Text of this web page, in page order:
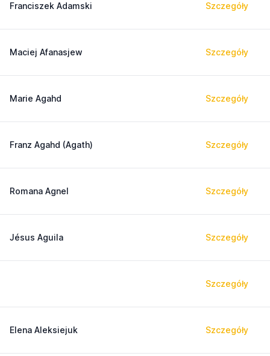
Franciszek Adamski Szczegóły
Maciej Afanasjew Szczegóły
Marie Agahd Szczegóły
Franz Agahd (Agath) Szczegóły
Romana Agnel Szczegóły
Jésus Aguila Szczegóły
Szczegóły
Elena Aleksiejuk Szczegóły